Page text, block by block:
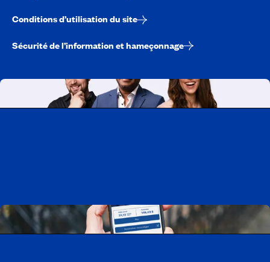
Conditions d’utilisation du site
Sécurité de l’information et hameçonnage